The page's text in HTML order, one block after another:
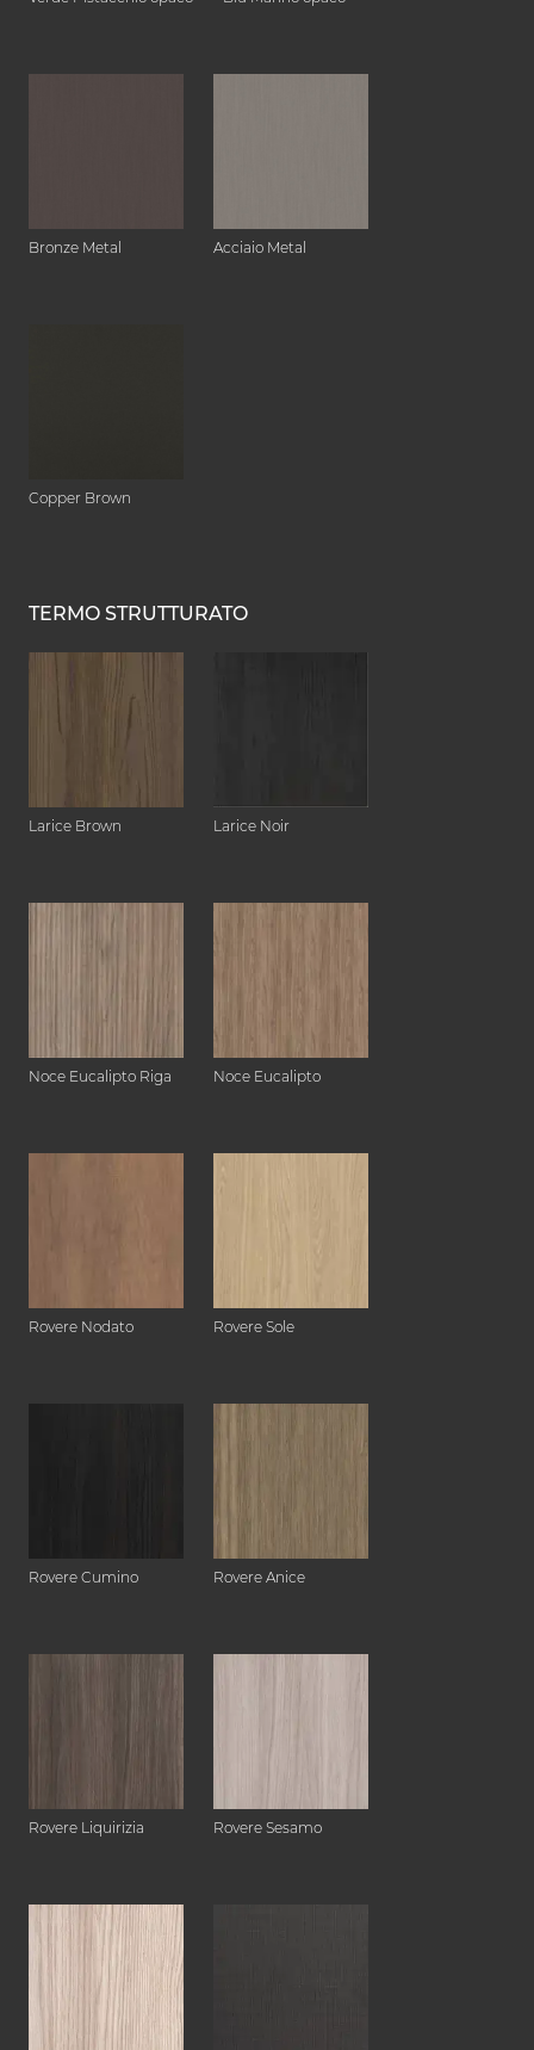
Bronze Metal Acciaio Metal
Copper Brown
TERMO STRUTTURATO
Larice Brown Larice Noir
Noce Eucalipto Riga Noce Eucalipto
Rovere Nodato Rovere Sole
Rovere Cumino Rovere Anice
Rovere Liquirizia Rovere Sesamo